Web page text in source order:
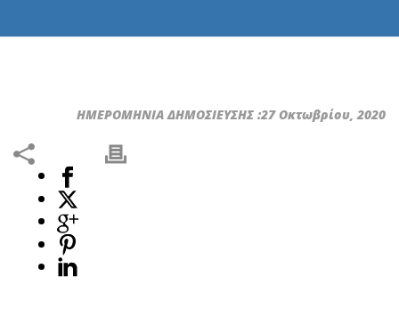
ΗΜΕΡΟΜΗΝΙΑ ΔΗΜΟΣΙΕΥΣΗΣ :27 Οκτωβρίου, 2020